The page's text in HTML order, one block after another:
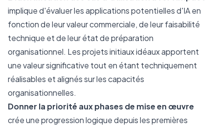
implique d'évaluer les applications potentielles d'IA en
fonction de leur valeur commerciale, de leur faisabilité
technique et de leur état de préparation
organisationnel. Les projets initiaux idéaux apportent
une valeur significative tout en étant techniquement
réalisables et alignés sur les capacités
organisationnelles.
Donner la priorité aux phases de mise en œuvre
crée une progression logique depuis les premières